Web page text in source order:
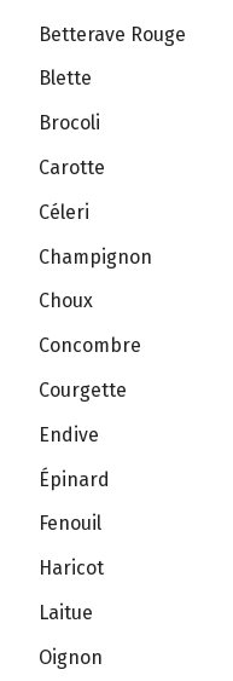
Betterave Rouge
Blette
Brocoli
Carotte
Céleri
Champignon
Choux
Concombre
Courgette
Endive
Épinard
Fenouil
Haricot
Laitue
Oignon